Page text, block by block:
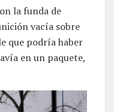
la funda de
vacía sobre
que podría haber
en un paquete,